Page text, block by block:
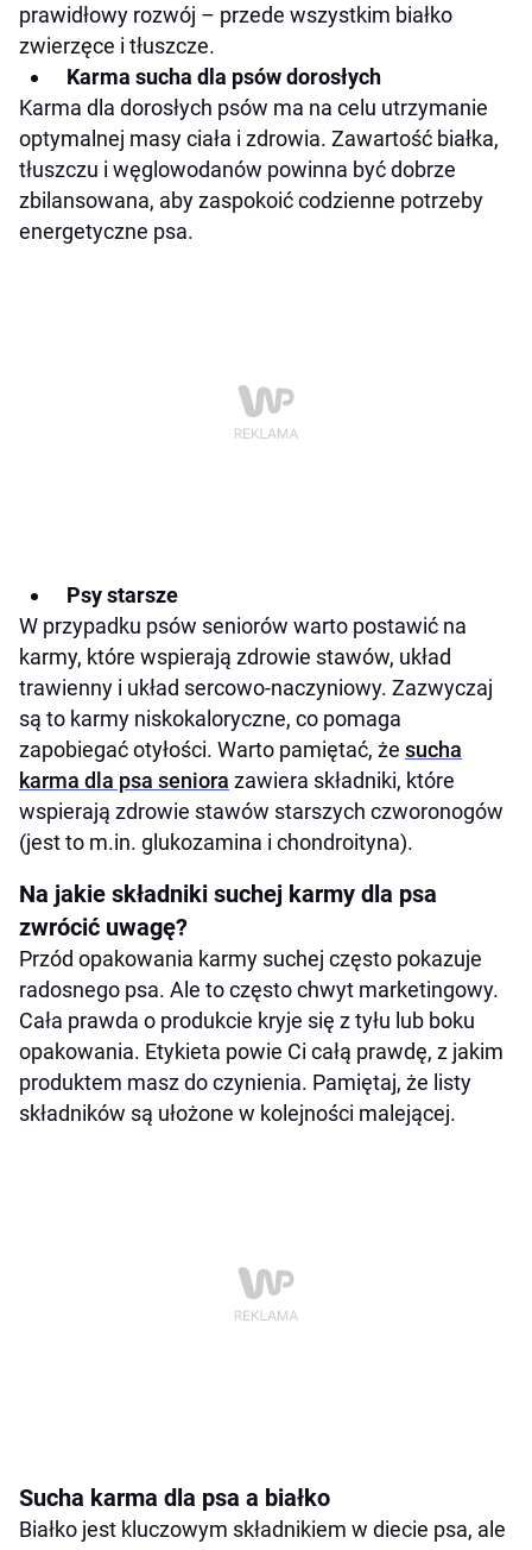
prawidłowy rozwój – przede wszystkim białko
zwierzęce i tłuszcze.
Karma sucha dla psów dorosłych
Karma dla dorosłych psów ma na celu utrzymanie
optymalnej masy ciała i zdrowia. Zawartość białka,
tłuszczu i węglowodanów powinna być dobrze
zbilansowana, aby zaspokoić codzienne potrzeby
energetyczne psa.
Psy starsze
W przypadku psów seniorów warto postawić na
karmy, które wspierają zdrowie stawów, układ
trawienny i układ sercowo-naczyniowy. Zazwyczaj
są to karmy niskokaloryczne, co pomaga
zapobiegać otyłości. Warto pamiętać, że sucha
karma dla psa seniora zawiera składniki, które
wspierają zdrowie stawów starszych czworonogów
(jest to m.in. glukozamina i chondroityna).
Na jakie składniki suchej karmy dla psa
zwrócić uwagę?
Przód opakowania karmy suchej często pokazuje
radosnego psa. Ale to często chwyt marketingowy.
Cała prawda o produkcie kryje się z tyłu lub boku
opakowania. Etykieta powie Ci całą prawdę, z jakim
produktem masz do czynienia. Pamiętaj, że listy
składników są ułożone w kolejności malejącej.
Sucha karma dla psa a białko
Białko jest kluczowym składnikiem w diecie psa, ale